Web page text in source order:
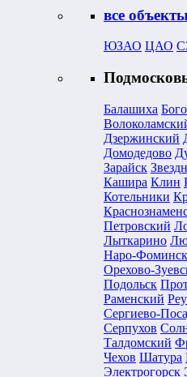
все
ЮЗАО ЦАО
Балашиха
Дзержинский
Домодедово
Зарайск
Кашира Клин
Котельники
Петровский
Лыткарино
Наро-
Орехово-
Подольск
Раменский
Сергиево-
Серпухов
Талдомский
Чехов Шатура
Электрогорск